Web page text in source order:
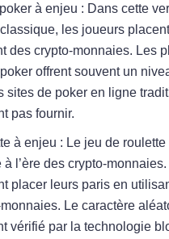
à enjeu : Dans cette
les joueurs
des crypto-monnaies. Les
offrent souvent un
sites de poker en ligne
pas fournir.
à enjeu : Le jeu de
à l’ère des crypto-
placer leurs paris en
Le caractère
vérifié par la technologie